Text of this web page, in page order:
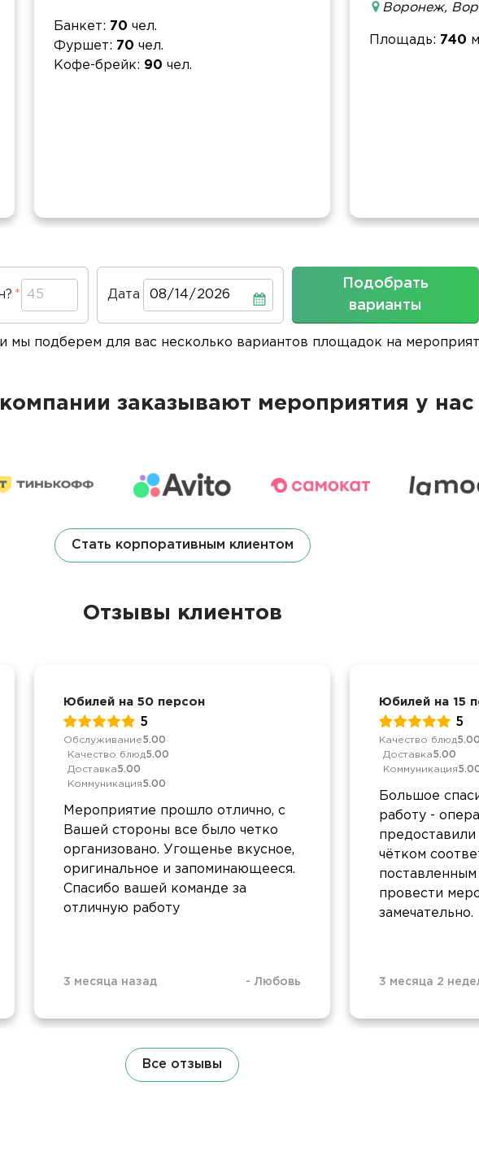
Банкет 70 чел.
Фуршет
70 чел.
Кофе-брейк
90 чел.
Воронеж,
Площадь 740
Дата Дата
Подобрать
варианты
и мы подберем для вас несколько вариантов площадок на
заказывают мероприятия у нас
Стать корпоративным клиентом
Отзывы клиентов
Юбилей на 50 персон
5
Обслуживание5.00
Качество блюд5.00
Доставка5.00
Коммуникация5.00
Мероприятие прошло отлично, с
Вашей стороны все было четко
организовано. Угощенье вкусное,
оригинальное и запоминающееся.
Спасибо вашей команде за
отличную работу
3 месяца назад - Любовь
Юбилей на 15
5
Качество блюд5.00
Доставка5.00
Коммуникация
Большое
работу -
чётком
поставленным
провести
замечательно.
3 месяца 2
Все отзывы